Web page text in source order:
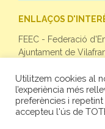
ENLLAÇOS
FEEC - Federació
Ajuntament de
SEGUEIX-NOS
Facebook
Twitter
Utilitzem cookies al
l’experiència més
preferències i repetint
accepteu l'ús de